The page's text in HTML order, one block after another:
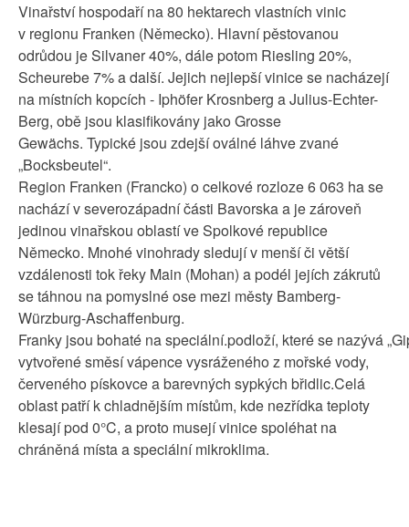
Vinařství hospodaří na 80 hektarech vlastních vinic
v regionu Franken (Německo). Hlavní pěstovanou
odrůdou je Silvaner 40%, dále potom Riesling 20%,
Scheurebe 7% a další. Jejich nejlepší vinice se nacházejí
na místních kopcích - Iphöfer Krosnberg a Julius-Echter-
Berg, obě jsou klasifikovány jako Grosse
Gewächs. Typické jsou zdejší oválné láhve zvané
„Bocksbeutel“.
Region Franken (Francko) o celkové rozloze 6 063 ha se
nachází v severozápadní části Bavorska a je zároveň
jedinou vinařskou oblastí ve Spolkové republice
Německo. Mnohé vinohrady sledují v menší či větší
vzdálenosti tok řeky Main (Mohan) a podél jejích zákrutů
se táhnou na pomyslné ose mezi městy Bamberg-
Würzburg-Aschaffenburg.
Franky jsou bohaté na speciální.podloží, které se nazývá
vytvořené směsí vápence vysráženého z mořské vody,
červeného pískovce a barevných sypkých břidlic.Celá
oblast patří k chladnějším místům, kde nezřídka teploty
klesají pod 0°C, a proto musejí vinice spoléhat na
chráněná místa a speciální mikroklima.